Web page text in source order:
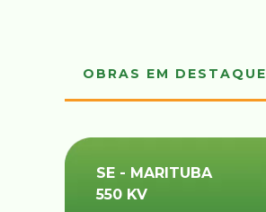
OBRAS EM DESTAQUE
SE - MARITUBA
550 KV